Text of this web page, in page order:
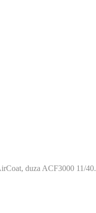
duza ACF3000 11/40.